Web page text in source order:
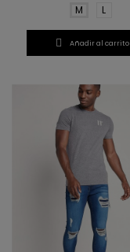
M L
 Añadir al carrito